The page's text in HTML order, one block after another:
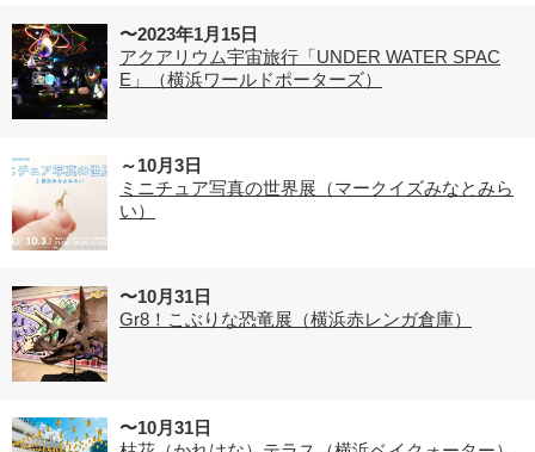
〜2023年1月15日
アクアリウム宇宙旅行「UNDER WATER SPAC
E」（横浜ワールドポーターズ）
～10月3日
ミニチュア写真の世界展（マークイズみなとみら
い）
〜10月31日
Gr8！こぶりな恐竜展（横浜赤レンガ倉庫）
〜10月31日